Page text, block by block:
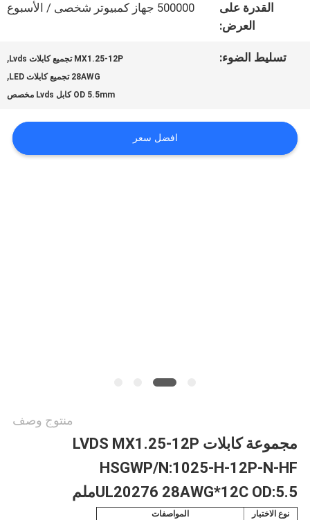
أخبار
القضايا
اطلب
اقتباس
القدرة على
العرض:
500000 جهاز كمبيوتر شخصى / الأسبوع
تسليط الضوء: MX1.25-12P تجميع كابلات Lvds ,
28AWG تجميع كابلات LED ,
OD 5.5mm كابل Lvds مخصص
افضل سعر
منتوج وصف
مجموعة كابلات LVDS MX1.25-12P
HSGWP/N:1025-H-12P-N-HF
UL20276 28AWG*12C OD:5.5ملم
نوع الاختبار
المواصفات